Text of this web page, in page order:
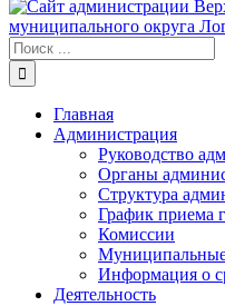
Результат
поиска:
Главная
Администрация
Руководство
Органы
Структура
График приема
Комиссии
Информация о
Деятельность